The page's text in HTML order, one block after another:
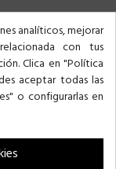
a domicilio.
analíticos, mejorar
con tus
Clica en "Política
aceptar todas las
o configurarlas en